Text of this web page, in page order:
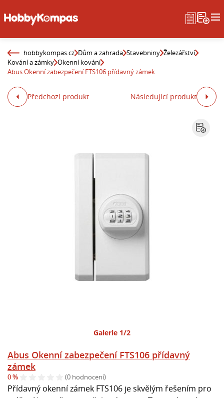
hobbykompas.cz Dům a zahrada Stavebniny Železářství
Kování a zámky Okenní kování
Abus Okenní zabezpečení FTS106 přídavný zámek
Předchozí produkt Následující produkt
Galerie 1/2
Abus Okenní zabezpečení FTS106 přídavný
zámek
0 % (0 hodnocení)
Přídavný okenní zámek FTS106 je skvělým řešením pro